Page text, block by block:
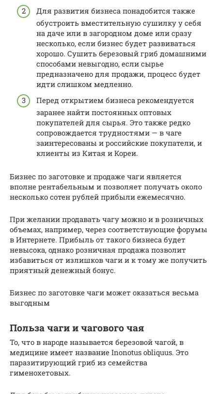
Для развития бизнеса понадобится также
обустроить вместительную сушилку у себя
на даче или в загородном доме или сразу
несколько, если бизнес будет развиваться
хорошо. Сушить березовый гриб домашними
способами невыгодно, если сырье
предназначено для продажи, процесс будет
идти слишком медленно.
Перед открытием бизнеса рекомендуется
заранее найти постоянных оптовых
покупателей для сырья. Это также редко
сопровождается трудностями — в чаге
заинтересованы и российские покупатели, и
клиенты из Китая и Кореи.
Бизнес по заготовке и продаже чаги является
вполне рентабельным и позволяет получать около
несколько сотен рублей прибыли ежемесячно.
При желании продавать чагу можно и в розничных
объемах, например, через соответствующие форумы
в Интернете. Прибыль от такого бизнеса будет
невысока, однако розничная продажа позволит
избавиться от излишков чаги и к тому же получить
приятный денежный бонус.
Бизнес по заготовке чаги может оказаться весьма
выгодным
Польза чаги и чагового чая
То, что в народе называется березовой чагой, в
медицине имеет название Inonotus obliquus. Это
паразитирующий гриб из семейства
гименохетовых.